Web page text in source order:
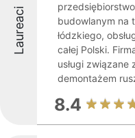
Laureaci
budowlanym na
łódzkiego,
całej Polski.
usługi związane
demontażem
8.4